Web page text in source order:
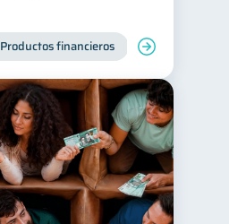
Productos financieros Manejo de